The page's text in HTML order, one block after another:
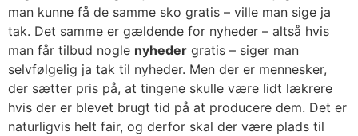
man kunne få de samme sko gratis – ville man sige ja
tak. Det samme er gældende for nyheder – altså hvis
man får tilbud nogle nyheder gratis – siger man
selvfølgelig ja tak til nyheder. Men der er mennesker,
der sætter pris på, at tingene skulle være lidt lækrere
hvis der er blevet brugt tid på at producere dem. Det er
naturligvis helt fair, og derfor skal der være plads til